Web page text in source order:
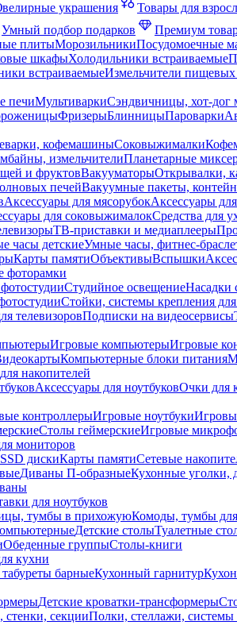
украшения Товары для
Умный подбор подарков
Премиум
плитыМорозильникиПосудомоечные
шкафыХолодильники встраиваемые
встраиваемыеИзмельчители пищевых
печиМультиваркиСэндвичницы, хот-дог
ФризерыБлинницыПароварки
кофемашиныСоковыжималки
измельчителиПланетарные
и фруктовВакууматорыОткрывалки,
печейВакуумные пакеты,
Аксессуары для мясорубокАксессуары
для соковыжималокСредства для
ТВ-приставки и медиаплееры
часы детскиеУмные часы, фитнес-
Карты памятиОбъективыВспышки
фоторамки
Студийное освещениеНасадки
Стойки, системы крепления
телевизоровПодписки на видеосервисы
Игровые компьютерыИгровые
Компьютерные блоки питания
накопителей
Аксессуары для ноутбуковОчки для
контроллерыИгровые ноутбуки
Столы геймерскиеИгровые
мониторов
дискиКарты памятиСетевые
Диваны П-образныеКухонные уголки,
для ноутбуков
тумбы в прихожуюКомоды, тумбы
Детские столыТуалетные
Обеденные группыСтолы-книги
кухни
барныеКухонный гарнитур
Детские кроватки-трансформеры
секцииПолки, стеллажи, системы